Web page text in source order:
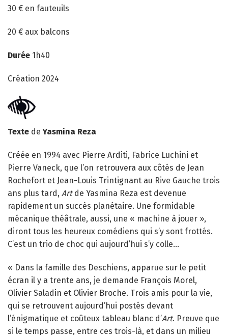
30 € en fauteuils
20 € aux balcons
Durée 1h40
Création 2024
Texte deYasmina Reza
Créée en 1994 avec Pierre Arditi, Fabrice Luchini et
Pierre Vaneck, que l’on retrouvera aux côtés de Jean
Rochefort et Jean-Louis Trintignant au Rive Gauche trois
ans plus tard, Art de Yasmina Reza est devenue
rapidement un succès planétaire. Une formidable
mécanique théâtrale, aussi, une « machine à jouer »,
diront tous les heureux comédiens qui s’y sont frottés.
C’est un trio de choc qui aujourd’hui s’y colle…
« Dans la famille des Deschiens, apparue sur le petit
écran il y a trente ans, je demande François Morel,
Olivier Saladin et Olivier Broche. Trois amis pour la vie,
qui se retrouvent aujourd’hui postés devant
l’énigmatique et coûteux tableau blanc d’Art. Preuve que
si le temps passe, entre ces trois-là, et dans un milieu